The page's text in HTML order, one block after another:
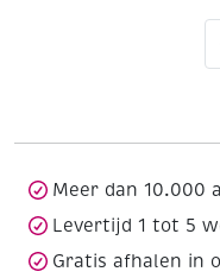
6
Meer dan 10.000
Levertijd 1 tot 5
Gratis afhalen in